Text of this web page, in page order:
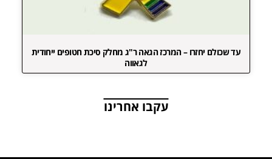
עד שכולם יחזרו – המרכז הגאה ר"ג מחלק סיכת חטופים ייחודית
לגאווה
עקבו אחרינו